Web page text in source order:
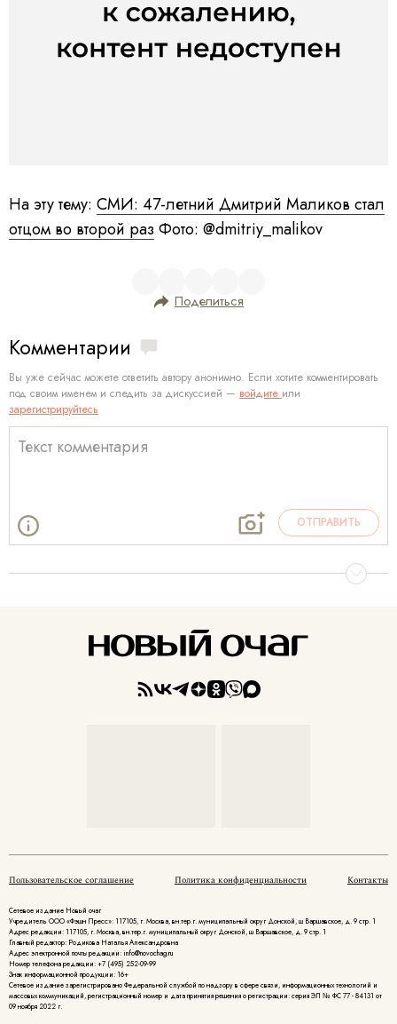
На эту тему: СМИ: 47-летний Дмитрий Маликов стал
отцом во второй раз Фото: @dmitriy_malikov
Поделиться
Комментарии
Вы уже сейчас можете ответить автору анонимно. Если хотите комментировать
под своим именем и следить за дискуссией — войдите или
зарегистрируйтесь
ОТПРАВИТЬ
Пользовательское соглашение Политика конфиденциальности Контакты
Сетевое издание Новый очаг
Учредитель ООО «Фэшн Пресс»: 117105, г. Москва, вн.тер.г. муниципальный округ Донской, ш Варшавское, д. 9 стр. 1
Адрес редакции: 117105, г. Москва, вн.тер.г. муниципальный округ Донской, ш Варшавское, д. 9 стр. 1
Главный редактор: Родикова Наталья Александровна
Адрес электронной почты редакции: info@novochag.ru
Номер телефона редакции: +7 (495) 252-09-99
Знак информационной продукции: 16+
Cетевое издание зарегистрировано Федеральной службой по надзору в сфере связи, информационных технологий и
массовых коммуникаций, регистрационный номер и дата принятия решения о регистрации: серия ЭЛ № ФС 77 - 84131 от
09 ноября 2022 г.